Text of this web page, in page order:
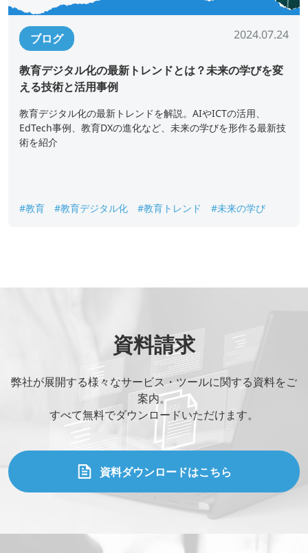
ブログ 2024.07.24
教育デジタル化の最新トレンドとは？未来の学びを変
える技術と活用事例
教育デジタル化の最新トレンドを解説。AIやICTの活用、
EdTech事例、教育DXの進化など、未来の学びを形作る最新技
術を紹介
#教育 #教育デジタル化 #教育トレンド #未来の学び
資料請求
弊社が展開する様々なサービス・ツールに関する資料をご
案内。
すべて無料でダウンロードいただけます。
資料ダウンロードはこちら